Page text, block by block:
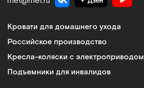
Кровати для домашнего ухода
Российское производство
Кресла-коляски с электроприводом
Подъемники для инвалидов